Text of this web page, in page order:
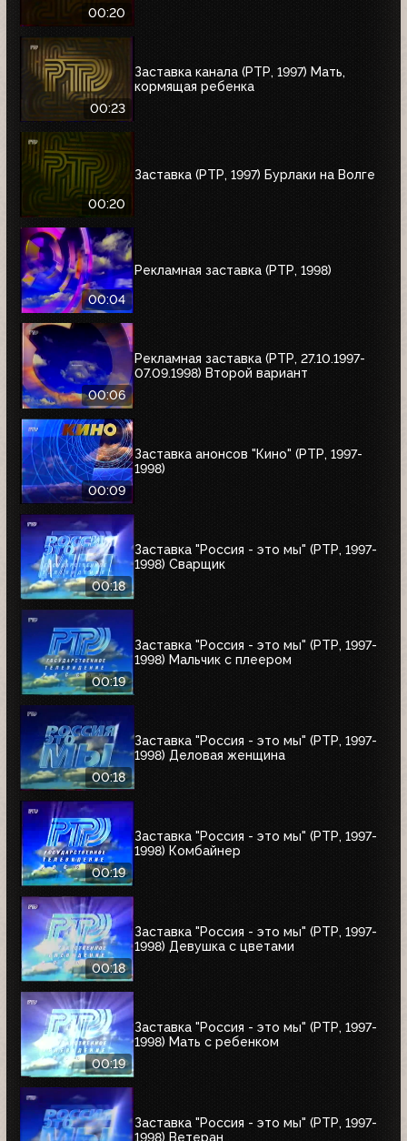
00:20
00:23
Заставка канала (РТР, 1997) Мать,
кормящая ребенка
00:20
Заставка (РТР, 1997) Бурлаки на Волге
00:04
Рекламная заставка (РТР, 1998)
00:06
Рекламная заставка (РТР, 27.10.1997-
07.09.1998) Второй вариант
00:09
Заставка анонсов "Кино" (РТР, 1997-
1998)
00:18
Заставка "Россия - это мы" (РТР, 1997-
1998) Сварщик
00:19
Заставка "Россия - это мы" (РТР, 1997-
1998) Мальчик с плеером
00:18
Заставка "Россия - это мы" (РТР, 1997-
1998) Деловая женщина
00:19
Заставка "Россия - это мы" (РТР, 1997-
1998) Комбайнер
00:18
Заставка "Россия - это мы" (РТР, 1997-
1998) Девушка с цветами
00:19
Заставка "Россия - это мы" (РТР, 1997-
1998) Мать с ребенком
Заставка "Россия - это мы" (РТР, 1997-
1998) Ветеран